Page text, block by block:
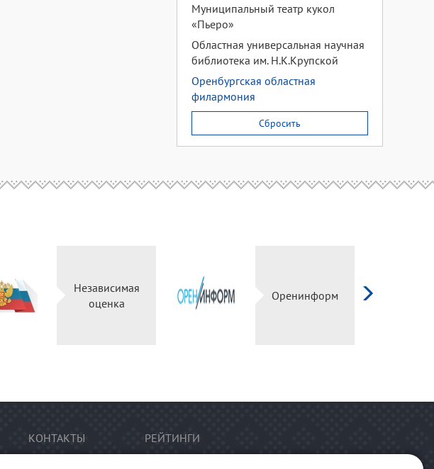
Муниципальный театр кукол
«Пьеро»
Областная универсальная научная
библиотека им. Н.К.Крупской
Оренбургская областная
филармония
Сбросить
Независимая
оценка
Оренинформ
КОНТАКТЫ РЕЙТИНГИ